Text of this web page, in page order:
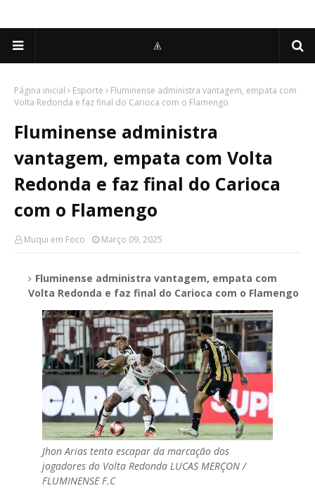
Página inicial Esporte
Fluminense administra vantagem, empata com
Volta Redonda e faz final do Carioca com o Flamengo
Fluminense administra
vantagem, empata com Volta
Redonda e faz final do Carioca
com o Flamengo
Muqui em Foco Março 09, 2025
Fluminense administra vantagem, empata com
Volta Redonda e faz final do Carioca com o Flamengo
Jhon Arias tenta escapar da marcação dos
jogadores do Volta Redonda LUCAS MERÇON /
FLUMINENSE F.C